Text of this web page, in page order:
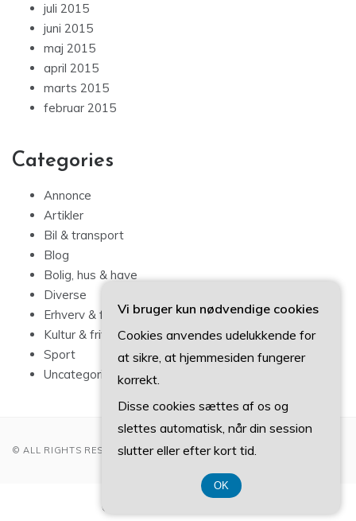
juli 2015
juni 2015
maj 2015
april 2015
marts 2015
februar 2015
Categories
Annonce
Artikler
Bil & transport
Blog
Bolig, hus & have
Diverse
Erhverv & forbrug
Kultur & fritid
Sport
Uncategorized
© ALL RIGHTS RESERVED 2022
CVR-Nummer 374 077 39
Vi bruger kun nødvendige cookies
Cookies anvendes udelukkende for
at sikre, at hjemmesiden fungerer
korrekt.
Disse cookies sættes af os og
slettes automatisk, når din session
slutter eller efter kort tid.
OK